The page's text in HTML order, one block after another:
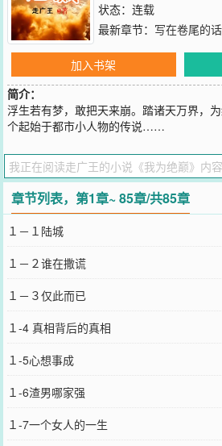
状态：连载
最新章节： 写在卷尾的话
加入书架
简介：
浮生若有梦，敢把天来崩。踏诸天万界，
个起始于都市小人物的传说……
里的朋友推荐哦！
章节列表，第1章~ 85章/共85章
１－１陆城
１－２谁在撒谎
１－３仅此而已
１-4 真相背后的真相
１-5心想事成
１-6渣男哪家强
１-7一个女人的一生